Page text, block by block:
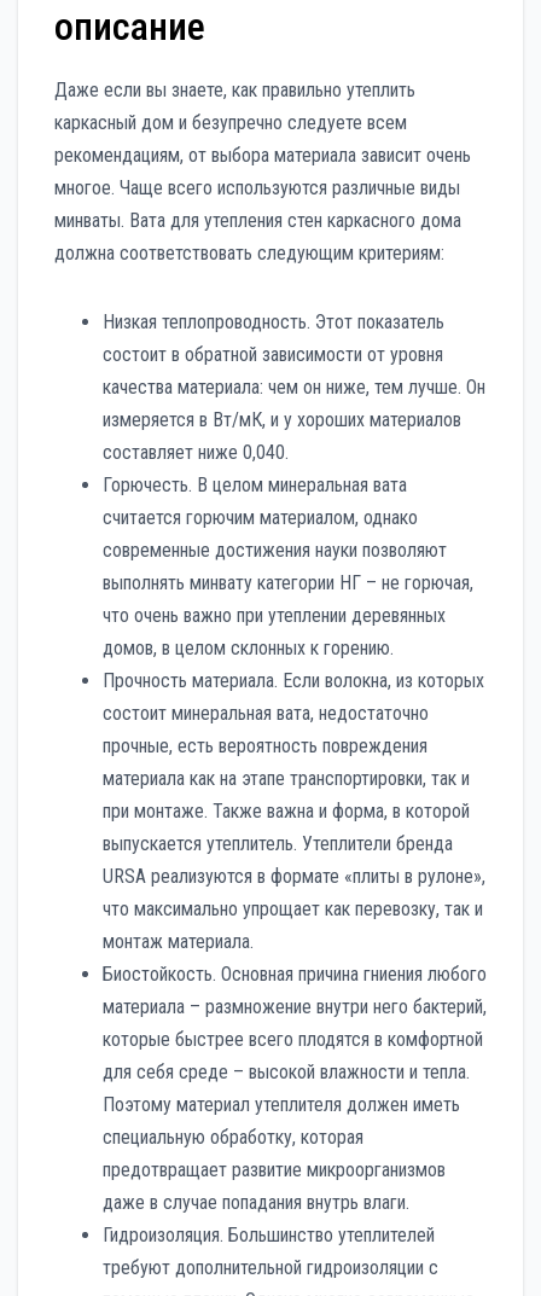
описание
Даже если вы знаете, как правильно утеплить
каркасный дом и безупречно следуете всем
рекомендациям, от выбора материала зависит очень
многое. Чаще всего используются различные виды
минваты. Вата для утепления стен каркасного дома
должна соответствовать следующим критериям:
Низкая теплопроводность. Этот показатель
состоит в обратной зависимости от уровня
качества материала: чем он ниже, тем лучше. Он
измеряется в Вт/мК, и у хороших материалов
составляет ниже 0,040.
Горючесть. В целом минеральная вата
считается горючим материалом, однако
современные достижения науки позволяют
выполнять минвату категории НГ – не горючая,
что очень важно при утеплении деревянных
домов, в целом склонных к горению.
Прочность материала. Если волокна, из которых
состоит минеральная вата, недостаточно
прочные, есть вероятность повреждения
материала как на этапе транспортировки, так и
при монтаже. Также важна и форма, в которой
выпускается утеплитель. Утеплители бренда
URSA реализуются в формате «плиты в рулоне»,
что максимально упрощает как перевозку, так и
монтаж материала.
Биостойкость. Основная причина гниения любого
материала – размножение внутри него бактерий,
которые быстрее всего плодятся в комфортной
для себя среде – высокой влажности и тепла.
Поэтому материал утеплителя должен иметь
специальную обработку, которая
предотвращает развитие микроорганизмов
даже в случае попадания внутрь влаги.
Гидроизоляция. Большинство утеплителей
требуют дополнительной гидроизоляции с